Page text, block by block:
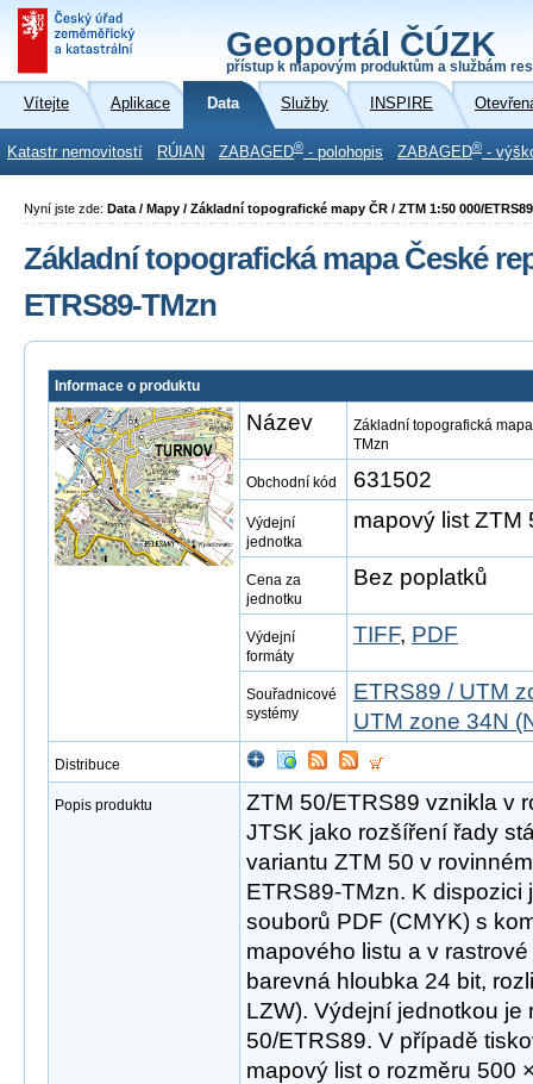
Geoportál ČÚZK
přístup k mapovým produktům a službám
Vítejte Aplikace Data Služby INSPIRE
Katastr nemovitostí RÚIAN ZABAGED® - polohopis ZABAGED® -
Nyní jste zde: Data / Mapy / Základní topografické mapy ČR / ZTM 1:50 000/
Základní topografická mapa České
ETRS89-TMzn
Informace o produktu
Název
Základní topografická
TMzn
Obchodní kód 631502
Výdejní
jednotka
mapový list ZTM
Cena za
jednotku
Bez poplatků
Výdejní
formáty
TIFF, PDF
Souřadnicové
systémy
ETRS89 / UTM
UTM zone 34N
Distribuce
Popis produktu
ZTM 50/ETRS89 vznikla v
JTSK jako rozšíření řady
variantu ZTM 50 v
ETRS89-TMzn. K dispozici
souborů PDF (CMYK) s
mapového listu a v
barevná hloubka 24 bit,
LZW). Výdejní jednotkou je
50/ETRS89. V případě
mapový list o rozměru 500